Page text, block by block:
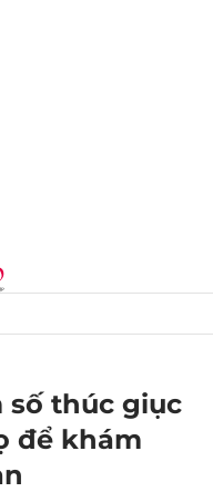
số thúc giục
để khám